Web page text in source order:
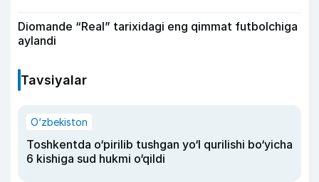
Diomande “Real” tarixidagi eng qimmat futbolchiga
aylandi
Tavsiyalar
O‘zbekiston
Toshkentda o‘pirilib tushgan yo‘l qurilishi bo‘yicha
6 kishiga sud hukmi o‘qildi